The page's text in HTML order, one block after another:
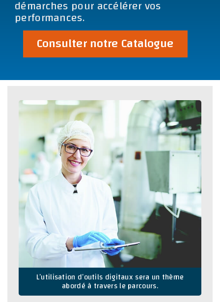
démarches pour accélérer vos
performances.
Consulter notre Catalogue
L’utilisation d’outils digitaux sera un thème
abordé à travers le parcours.